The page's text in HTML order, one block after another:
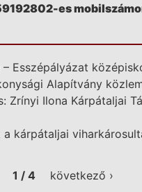
es
– Esszépályázat
Alapítvány
Zrínyi Ilona Kárpátaljai
kárpátaljai
1 / 4
következő ›